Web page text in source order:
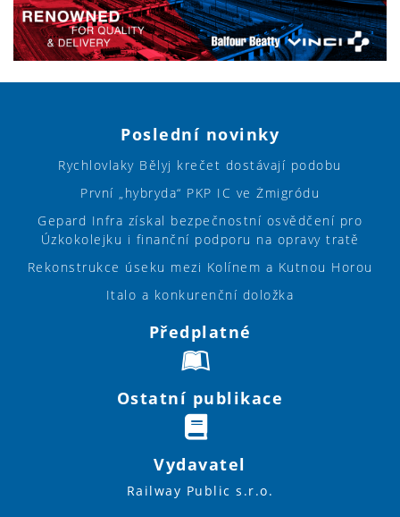
Poslední novinky
Rychlovlaky Bělyj krečet dostávají podobu
První „hybryda“ PKP IC ve Żmigródu
Gepard Infra získal bezpečnostní osvědčení pro
Úzkokolejku i finanční podporu na opravy tratě
Rekonstrukce úseku mezi Kolínem a Kutnou Horou
Italo a konkurenční doložka
Předplatné
Ostatní publikace
Vydavatel
Railway Public s.r.o.